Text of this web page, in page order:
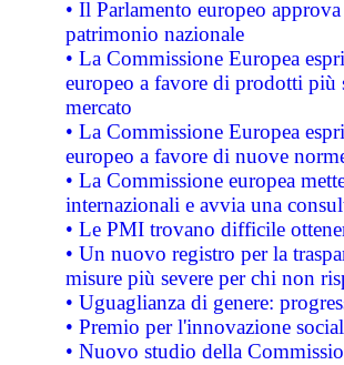
• Il Parlamento europeo
patrimonio nazionale
• La Commissione Europea
europeo a favore di prodotti
mercato
• La Commissione Europea
europeo a favore di nuove
• La Commissione europea
internazionali e avvia una
• Le PMI trovano difficile
• Un nuovo registro per la
misure più severe per chi non
• Uguaglianza di genere:
• Premio per l'innovazione
• Nuovo studio della